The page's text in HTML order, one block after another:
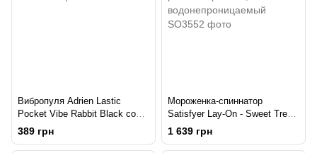
Вибропуля Adrien Lastic
Pocket Vibe Rabbit Black со
стимулирующими ушками
389 грн
Мороженка-спиннатор
Satisfyer Lay-On - Sweet Treat
Pink/Brown, 10 режимов
работы, водонепроницаемый
1 639 грн